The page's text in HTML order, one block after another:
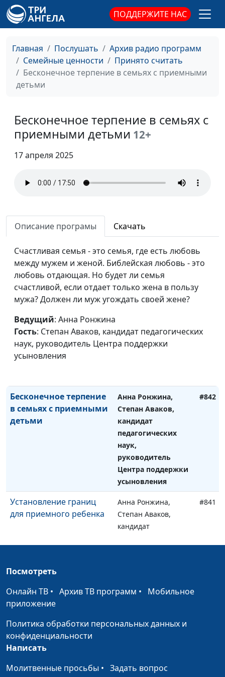
ПОДДЕРЖИТЕ НАС
Главная Послушать
Архив радио программ
Семейные ценности
Принято считать
Бесконечное терпение в семьях с приемными
детьми
Бесконечное терпение в семьях с
приемными детьми 12+
17 апреля 2025
Описание програмы Скачать
Счастливая семья - это семья, где есть любовь
между мужем и женой. Библейская любовь - это
любовь отдающая. Но будет ли семья
счастливой, если отдает только жена в пользу
мужа? Должен ли муж угождать своей жене?
Ведущий: Анна Ронжина
Гость: Степан Аваков, кандидат педагогических
наук, руководитель Центра поддержки
усыновления
психолог
Что такое выученная
узнать её в себе
Юлия Синицына,
психолог
#847
Интуиция - существует
ли она?
Юлия Синицына,
#846
Профилактика
Анна Ронжина,
Степан Аваков,
кандидат
Центра поддержки
#845
родительство в семьях с
приемными детьми
Степан Аваков,
кандидат
наук, руководитель
усыновления
Безусловная любовь к
приемному ребенку
Анна Ронжина,
кандидат
педагогических
наук, руководитель
Бесконечное терпение
в семьях с приемными
детьми
Анна Ронжина,
Степан Аваков,
кандидат
педагогических
наук,
руководитель
Центра поддержки
усыновления
#842
Установление границ
для приемного ребенка
Анна Ронжина,
Степан Аваков,
кандидат
#841
Как построить
отношения между
кровными и приемными
детьми
Анна Ронжина,
педагогических
усыновления
Посмотреть
Онлайн ТВ • Архив ТВ программ • Мобильное
приложение
Политика обработки персональных данных и
конфиденциальности
Написать
Молитвенные просьбы • Задать вопрос